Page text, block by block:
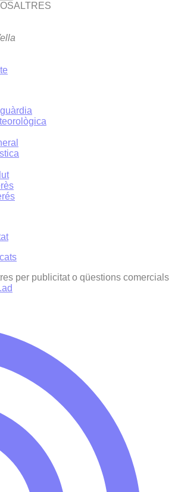
per publicitat o qüestions comercials